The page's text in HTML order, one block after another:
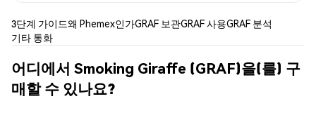
3단계 가이드왜 Phemex인가GRAF 보관GRAF 사용GRAF 분석
기타 통화
어디에서 Smoking Giraffe (GRAF)을(를) 구
매할 수 있나요?